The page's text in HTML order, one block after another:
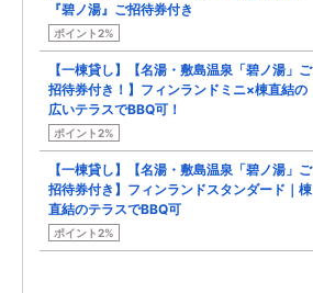
『碧ノ湯』ご招待券付き
ポイント2%
【一棟貸し】【名湯・敷島温泉「碧ノ湯」ご
招待券付き！】フィンランドミニ×棟直結の
広いテラスでBBQ可！
ポイント2%
【一棟貸し】【名湯・敷島温泉「碧ノ湯」ご
招待券付き】フィンランドスタンダード｜棟
直結のテラスでBBQ可
ポイント2%